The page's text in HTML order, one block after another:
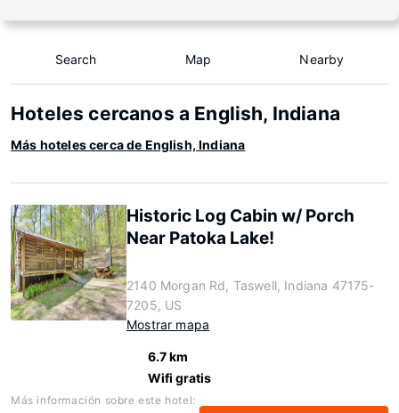
Search Map Nearby
Hoteles cercanos a English, Indiana
Más hoteles cerca de English, Indiana
Historic Log Cabin w/ Porch
Near Patoka Lake!
2140 Morgan Rd, Taswell, Indiana 47175-
7205, US
Mostrar mapa
6.7 km
Wifi gratis
Más información sobre este hotel: